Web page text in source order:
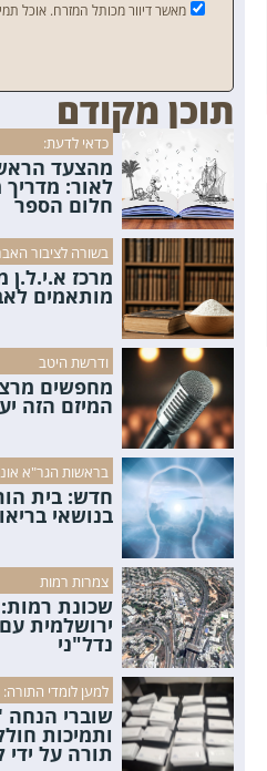
מאשר דיוור מכותל המזרח. אוכל
תוכן מקודם
כדאי לדעת:
מהצעד
לאור:
חלום הספר
בשורה לציבור
מרכז א.י.ל.ן
מותאמים
ודרשת היטב
מחפשים
המיזם הזה
בראשות הגר"א
חדש: בית
בנושאי
צמרות רמות
שכונת רמות:
ירושלמית
נדל"ני
למען לומדי התורה:
שוברי הנחה
ותמיכות
תורה על ידי